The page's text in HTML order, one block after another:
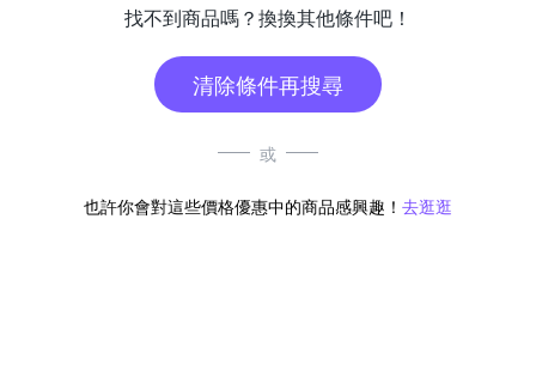
找不到商品嗎？換換其他條件吧！
清除條件再搜尋
或
也許你會對這些價格優惠中的商品感興趣！ 去逛逛